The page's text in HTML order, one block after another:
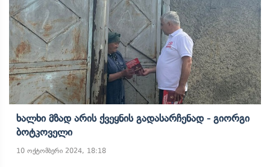
Ხალხი Მზად Არის Ქვეყნის Გადასარჩენად - Გიორგი
Ბოტკოველი
10 ოქტომბერი 2024, 18:18